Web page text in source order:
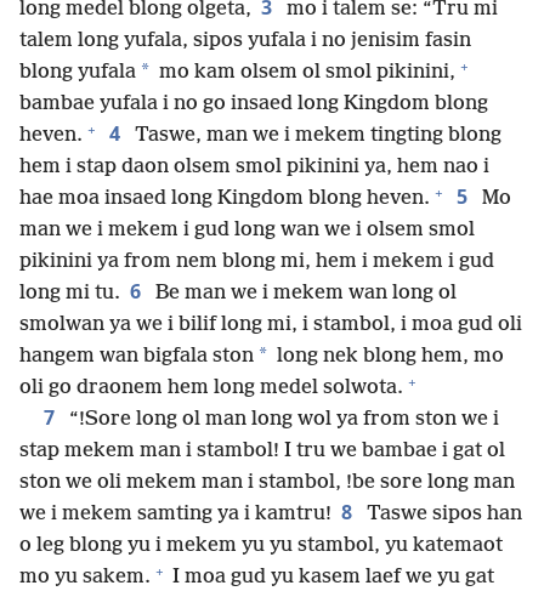
long medel blong olgeta, 3
mo i talem se: “Tru mi
talem long yufala, sipos yufala i no jenisim fasin
blong yufala * mo kam olsem ol smol pikinini, +
bambae yufala i no go insaed long Kingdom blong
heven. + 4
Taswe, man we i mekem tingting blong
hem i stap daon olsem smol pikinini ya, hem nao i
hae moa insaed long Kingdom blong heven. + 5
Mo
man we i mekem i gud long wan we i olsem smol
pikinini ya from nem blong mi, hem i mekem i gud
long mi tu. 6
Be man we i mekem wan long ol
smolwan ya we i bilif long mi, i stambol, i moa gud oli
hangem wan bigfala ston * long nek blong hem, mo
oli go draonem hem long medel solwota. +
7
“!Sore long ol man long wol ya from ston we i
stap mekem man i stambol! I tru we bambae i gat ol
ston we oli mekem man i stambol, !be sore long man
we i mekem samting ya i kamtru! 8
Taswe sipos han
o leg blong yu i mekem yu yu stambol, yu katemaot
mo yu sakem. + I moa gud yu kasem laef we yu gat